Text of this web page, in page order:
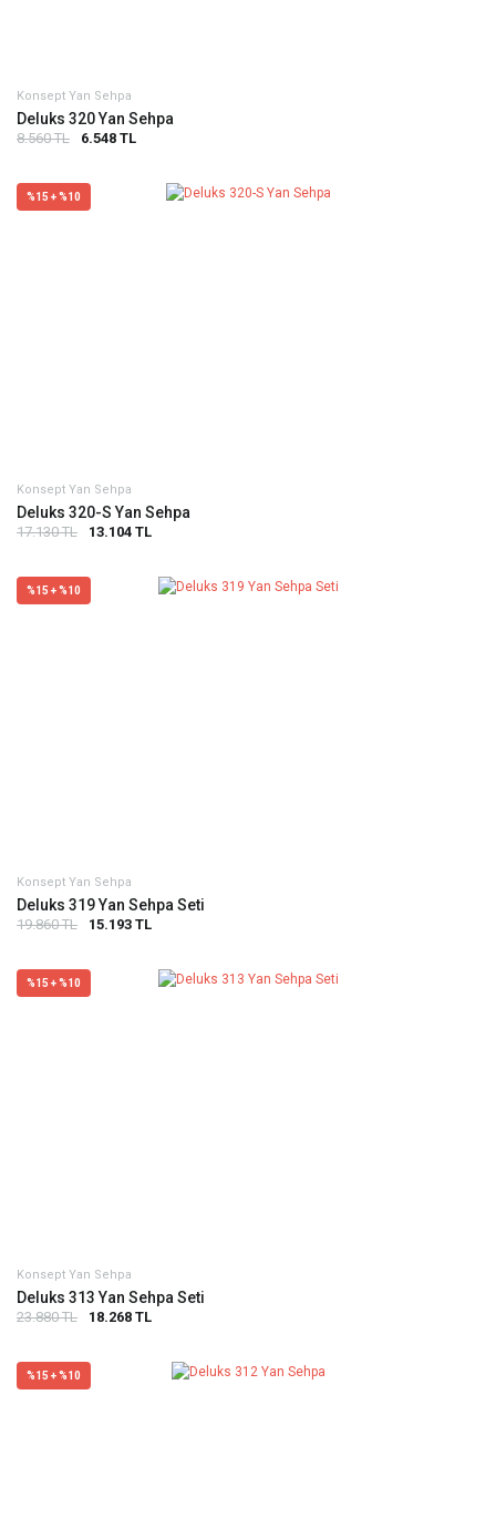
Konsept Yan Sehpa
Deluks 320 Yan Sehpa
8.560 TL 6.548 TL
%15 + %10
Konsept Yan Sehpa
Deluks 320-S Yan Sehpa
17.130 TL 13.104 TL
%15 + %10
Konsept Yan Sehpa
Deluks 319 Yan Sehpa Seti
19.860 TL 15.193 TL
%15 + %10
Konsept Yan Sehpa
Deluks 313 Yan Sehpa Seti
23.880 TL 18.268 TL
%15 + %10